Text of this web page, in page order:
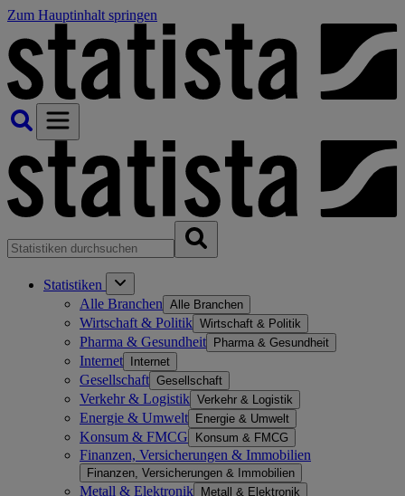
Zum Hauptinhalt springen
Statistiken
Alle Branchen Alle Branchen
Wirtschaft & Politik Wirtschaft & Politik
Pharma & Gesundheit Pharma & Gesundheit
Internet Internet
Gesellschaft Gesellschaft
Verkehr & Logistik Verkehr & Logistik
Energie & Umwelt Energie & Umwelt
Konsum & FMCG Konsum & FMCG
Finanzen, Versicherungen & Immobilien
Finanzen, Versicherungen & Immobilien
Metall & Elektronik Metall & Elektronik